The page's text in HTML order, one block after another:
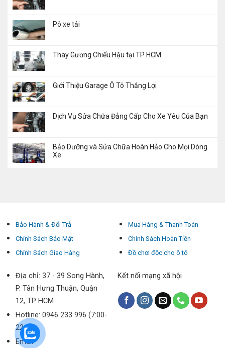
Pô xe tải
Thay Gương Chiếu Hậu tại TP HCM
Giới Thiệu Garage Ô Tô Thắng Lợi
Dịch Vụ Sửa Chữa Đẳng Cấp Cho Xe Yêu Của Bạn
Bảo Dưỡng và Sửa Chữa Hoàn Hảo Cho Mọi Dòng
Xe
Bảo Hành & Đổi Trả
Chính Sách Bảo Mật
Chính Sách Giao Hàng
Mua Hàng & Thanh Toán
Chính Sách Hoàn Tiền
Đồ chơi độc cho ô tô
Địa chỉ: 37 - 39 Song Hành,
P. Tân Hưng Thuận, Quận
12, TP HCM
Hotline: 0946 233 996 (7:00-
22:00)
Email:
Kết nối mạng xã hội